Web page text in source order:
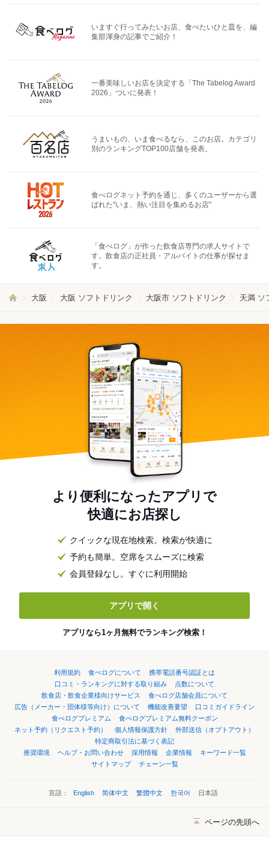
いますぐ行ってみたいお店、食べたいひと皿を、編
集部渾身の記事でご紹介！
一番美味しいお店を決定する「The Tabelog Award
2026」ついに発表！
うまいもの、いま食べるなら、このお店。カテゴリ
別のランキングTOP100店舗を発表。
食べログネット予約を通じ、多くのユーザーから選
ばれた"いま、熱い注目を集めるお店"
「食べログ」が作った飲食店専門の求人サイトで
す。飲食店の正社員・アルバイトの仕事が探せま
す。
大阪 大阪 ソフトドリンク 大阪市 ソフトドリンク 天満 ソ
より便利になったアプリで
快適にお店探し
クイックな現在地検索。検索が快適に
予約も簡単。空席をスムーズに検索
会員登録なし。すぐに利用開始
アプリで開く
アプリなら1ヶ月無料でランキング検索！
利用規約 食べログについて
携帯電話番号認証とは
口コミ・ランキングに対する取り組み
点数について
飲食店・飲食企業様向けサービス
食べログ店舗会員について
広告（メーカー・団体様等向け）について
機能改善要望
口コミガイドライン
食べログプレミアム
食べログプレミアム無料クーポン
ネット予約（リクエスト予約）
個人情報保護方針
外部送信（オプトアウト）
特定商取引法に基づく表記
推奨環境
ヘルプ・お問い合わせ 採用情報 企業情報
キーワード一覧
サイトマップ
チェーン一覧
言語： English 简体中文 繁體中文 한국어 日本語
ページの先頭へ